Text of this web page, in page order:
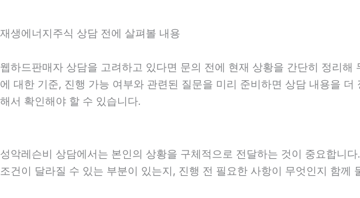
재생에너지주식 상담 전에 살펴볼 내용
웹하드판매자 상담을 고려하고 있다면 문의 전에 현재 상황을 간단히 정리
에 대한 기준, 진행 가능 여부와 관련된 질문을 미리 준비하면 상담 내용을
해서 확인해야 할 수 있습니다.
성악레슨비 상담에서는 본인의 상황을 구체적으로 전달하는 것이 중요합니
조건이 달라질 수 있는 부분이 있는지, 진행 전 필요한 사항이 무엇인지 함께